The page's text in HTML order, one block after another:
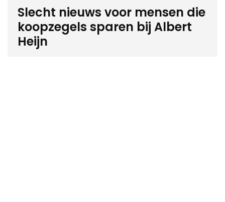
Slecht nieuws voor mensen die
koopzegels sparen bij Albert
Heijn